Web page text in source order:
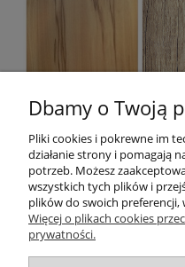
Dbamy o Twoją
Pliki cookies i pokrewne im
działanie strony i pomagają
potrzeb. Możesz
wszystkich tych plików i
plików do swoich
Więcej o plikach cookies
prywatności.